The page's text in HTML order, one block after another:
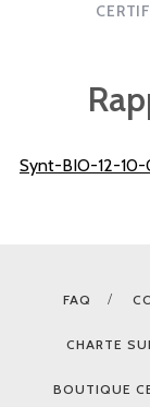
Synt-BIO-12-
FAQ
CHARTE
BOUTIQUE